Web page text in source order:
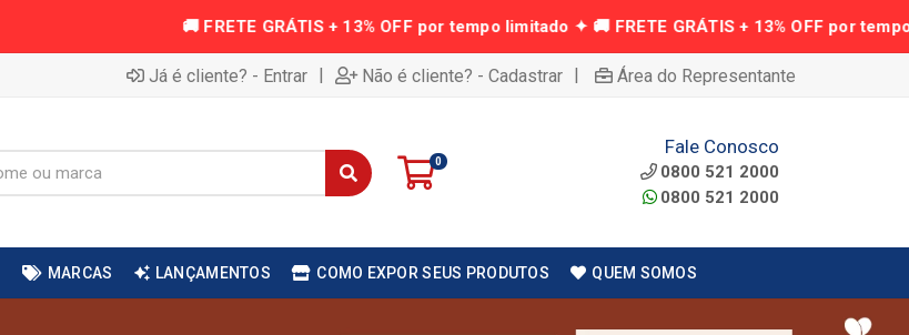
Já é cliente? - Entrar | Não é cliente? - Cadastrar | Área do Representante
0
Fale Conosco
0800 521 2000
0800 521 2000
MARCAS LANÇAMENTOS COMO EXPOR SEUS PRODUTOS QUEM SOMOS